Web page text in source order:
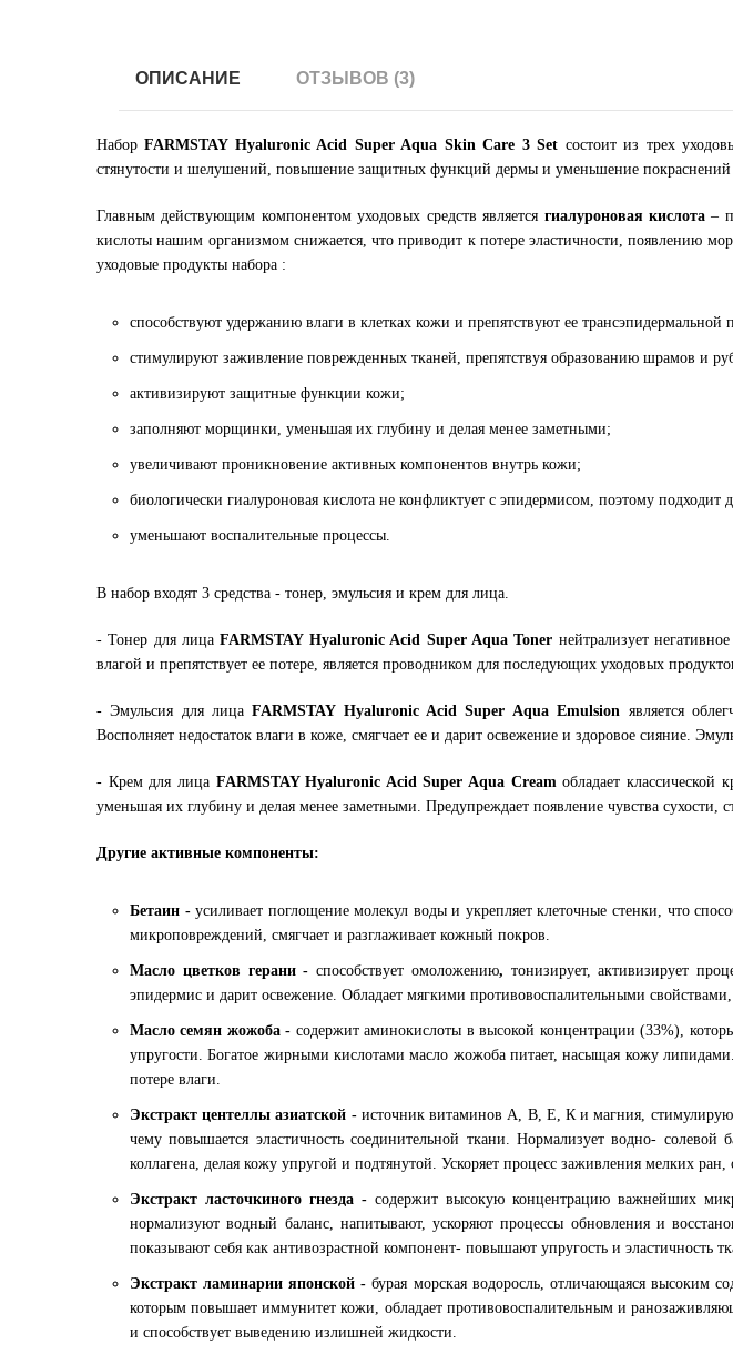
ОПИСАНИЕ ОТЗЫВОВ (3)
НаборFARMSTAY Hyaluronic Acid Super Aqua Skin Care 3 Set состоит из трех
стянутости и шелушений, повышение защитных функций дермы и уменьшение покраснений
Главным действующим компонентом уходовых средств является гиалуроновая кислота –
кислоты нашим организмом снижается, что приводит к потере эластичности, появлению
уходовые продукты набора :
способствуют удержанию влаги в клетках кожи и препятствуют ее трансэпидермальной
стимулируют заживление поврежденных тканей, препятствуя образованию шрамов и
активизируют защитные функции кожи;
заполняют морщинки, уменьшая их глубину и делая менее заметными;
увеличивают проникновение активных компонентов внутрь кожи;
биологически гиалуроновая кислота не конфликтует с эпидермисом, поэтому подходит
уменьшают воспалительные процессы.
В набор входят 3 средства - тонер, эмульсия и крем для лица.
- Тонер для лица FARMSTAY Hyaluronic Acid Super Aqua Toner нейтрализует
влагой и препятствует ее потере, является проводником для последующих уходовых
- Эмульсия для лица FARMSTAY Hyaluronic Acid Super Aqua Emulsion является
Восполняет недостаток влаги в коже, смягчает ее и дарит освежение и здоровое сияние.
- Крем для лица FARMSTAY Hyaluronic Acid Super Aqua Cream обладает классической
уменьшая их глубину и делая менее заметными. Предупреждает появление чувства
Другие активные компоненты:
Бетаин - усиливает поглощение молекул воды и укрепляет клеточные стенки, что
микроповреждений, смягчает и разглаживает кожный покров.
Масло цветков герани - способствует омоложению, тонизирует, активизирует
эпидермис и дарит освежение. Обладает мягкими противовоспалительными
Масло семян жожоба - содержит аминокислоты в высокой концентрации (33%),
упругости. Богатое жирными кислотами масло жожоба питает, насыщая кожу
потере влаги.
Экстракт центеллы азиатской - источник витаминов А, В, Е, К и магния,
чему повышается эластичность соединительной ткани. Нормализует водно- солевой
коллагена, делая кожу упругой и подтянутой. Ускоряет процесс заживления мелких
Экстракт ласточкиного гнезда - содержит высокую концентрацию важнейших
нормализуют водный баланс, напитывают, ускоряют процессы обновления и
показывают себя как антивозрастной компонент- повышают упругость и эластичность
Экстракт ламинарии японской - бурая морская водоросль, отличающаяся высоким
которым повышает иммунитет кожи, обладает противовоспалительным и
и способствует выведению излишней жидкости.